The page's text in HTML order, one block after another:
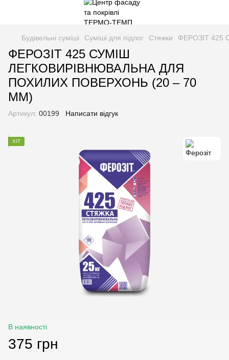
Будівельні суміші Суміші для підлог Стяжки ФЕРОЗІТ
ФЕРОЗІТ 425 СУМІШ
ЛЕГКОВИРІВНЮВАЛЬНА ДЛЯ
ПОХИЛИХ ПОВЕРХОНЬ (20 – 70
ММ)
Артикул: 00199 Написати відгук
ХІТ
В наявності
375 грн